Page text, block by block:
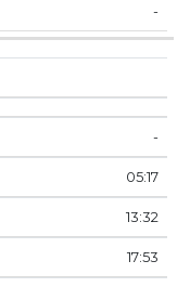
-
-
05:17
13:32
17:53